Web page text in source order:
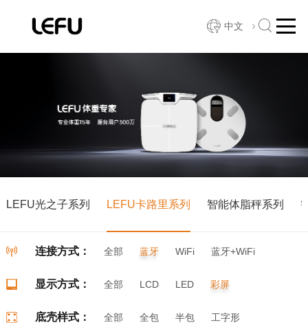
中文
LEFU光之子系列 LEFU卡路里系列 智能体脂秤系列
连接方式： 全部 蓝牙 WiFi 蓝牙+WiFi
显示方式： 全部 LCD LED 彩屏
底壳样式： 全部 全包 半包
工字形